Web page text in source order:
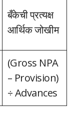
बँकेची प्रत्यक्ष
आर्थिक जोखीम
(Gross NPA
– Provision)
÷ Advances